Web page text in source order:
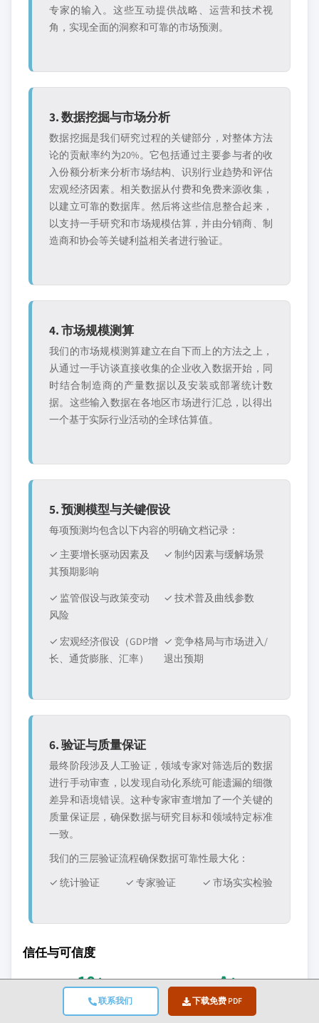
联系我们 下载免费 PDF
专家的输入。这些互动提供战略、运营和技术视
角，实现全面的洞察和可靠的市场预测。
3. 数据挖掘与市场分析
数据挖掘是我们研究过程的关键部分，对整体方法
论的贡献率约为20%。它包括通过主要参与者的收
入份额分析来分析市场结构、识别行业趋势和评估
宏观经济因素。相关数据从付费和免费来源收集，
以建立可靠的数据库。然后将这些信息整合起来，
以支持一手研究和市场规模估算，并由分销商、制
造商和协会等关键利益相关者进行验证。
4. 市场规模测算
我们的市场规模测算建立在自下而上的方法之上，
从通过一手访谈直接收集的企业收入数据开始，同
时结合制造商的产量数据以及安装或部署统计数
据。这些输入数据在各地区市场进行汇总，以得出
一个基于实际行业活动的全球估算值。
5. 预测模型与关键假设
每项预测均包含以下内容的明确文档记录：
✓ 主要增长驱动因素及
其预期影响
✓ 制约因素与缓解场景
✓ 监管假设与政策变动
风险
✓ 技术普及曲线参数
✓ 宏观经济假设（GDP增
长、通货膨胀、汇率）
✓ 竞争格局与市场进入/
退出预期
6. 验证与质量保证
最终阶段涉及人工验证，领域专家对筛选后的数据
进行手动审查，以发现自动化系统可能遗漏的细微
差异和语境错误。这种专家审查增加了一个关键的
质量保证层，确保数据与研究目标和领域特定标准
一致。
我们的三层验证流程确保数据可靠性最大化：
✓ 统计验证
✓ 专家验证 ✓ 市场实实检验
信任与可信度
10+
服务年限
A+